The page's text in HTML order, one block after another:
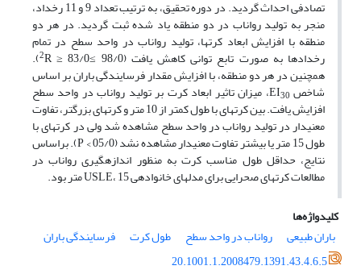
تصادفی احداث گردید. در دوره تحقیق، به ترتیب تعداد 9 و 11 رخداد،
منجر به تولید رواناب در دو منطقه یاد شده ثبت گردید. در هر دو
منطقه با افزایش ابعاد کرت­ها، تولید رواناب در واحد سطح در تمام
رخدادها به صورت تابع توانی کاهش یافت (98/0 ≥ 2
R ≥ 83/0).
همچنین در هر دو منطقه، با افزایش مقدار فرسایندگی باران بر اساس
شاخص EI 30 ، میزان تاثیر ابعاد کرت بر تولید رواناب در واحد سطح
افزایش یافت. بین کرت­های با طول کمتر از 10 متر و کرت­های بزرگ­تر، تفاوت
معنی­دار در تولید رواناب در واحد سطح مشاهده شد ولی در کرت­های با
طول 15 متر یا بیشتر تفاوت معنی­دار مشاهده نشد (05/0 > P). براساس
نتایج، حداقل طول مناسب کرت به منظور اندازه­گیری رواناب در
مطالعات کرت­های صحرایی برای مدل­های خانواده­ی USLE، 15 متر بود.
کلیدواژه‌ها
باران طبیعی
رواناب در واحد سطح طول کرت
فرسایندگی باران
20.1001.1.2008479.1391.43.4.6.5